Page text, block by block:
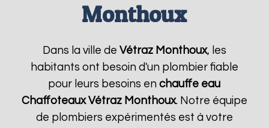
Monthoux
Dans la ville de Vétraz Monthoux, les
habitants ont besoin d'un plombier fiable
pour leurs besoins enchauffe eau
Chaffoteaux Vétraz Monthoux. Notre équipe
de plombiers expérimentés est à votre